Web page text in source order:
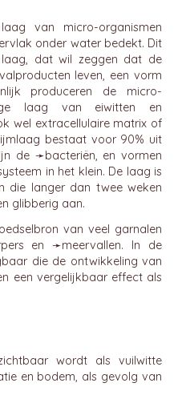
van micro-organismen
onder water bedekt. Dit
dat wil zeggen dat de
leven, een vorm
produceren de micro-
laag van eiwitten en
wel extracellulaire matrix of
bestaat voor 90% uit
de ➛bacteriën, en vormen
in het klein. De laag is
die langer dan twee weken
glibberig aan.
van veel garnalen
en ➛meervallen. In de
die de ontwikkeling van
een vergelijkbaar effect als
wordt als vuilwitte
en bodem, als gevolg van